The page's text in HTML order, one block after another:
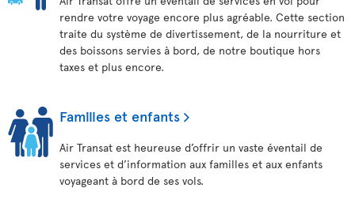
rendre votre voyage encore plus agréable. Cette section
traite du système de divertissement, de la nourriture et
des boissons servies à bord, de notre boutique hors
taxes et plus encore.
Familles et enfants
Air Transat est heureuse d’offrir un vaste éventail de
services et d’information aux familles et aux enfants
voyageant à bord de ses vols.